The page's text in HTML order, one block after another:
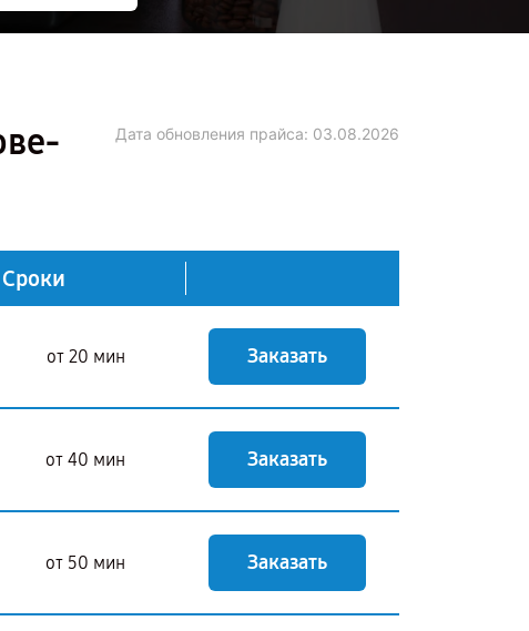
Дата обновления прайса: 03.08.2026
Сроки
от 20 мин Заказать
от 40 мин Заказать
от 50 мин Заказать